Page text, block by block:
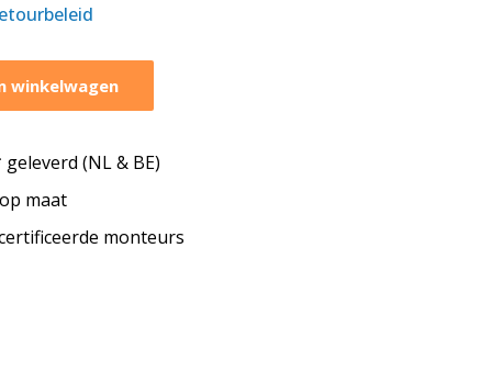
winkelwagen
(NL & BE)
maat
monteurs